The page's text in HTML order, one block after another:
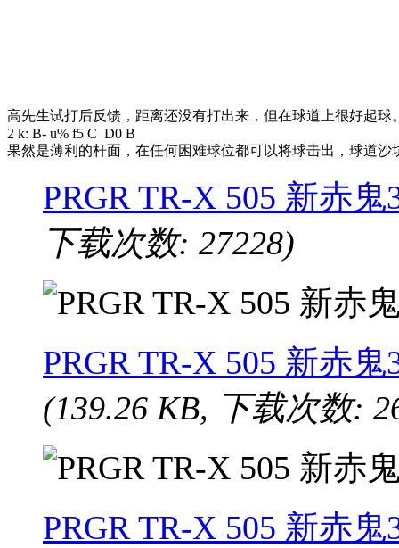
高先生试打后反馈，距离还没有打出来，但在球道上很好起球
2 k: B- u% f5 C D0 B
果然是薄利的杆面，在任何困难球位都可以将球击出，球道沙
PRGR TR-X 505 新赤
下载次数: 27228)
PRGR TR-X 505 新赤
(139.26 KB, 下载次数:
PRGR TR-X 505 新赤